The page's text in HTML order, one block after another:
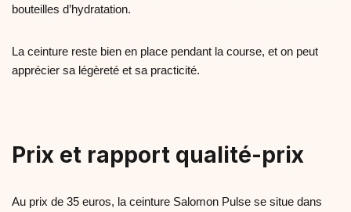
bouteilles d’hydratation.
La ceinture reste bien en place pendant la course, et on peut
apprécier sa légèreté et sa practicité.
Prix et rapport qualité-prix
Au prix de 35 euros, la ceinture Salomon Pulse se situe dans